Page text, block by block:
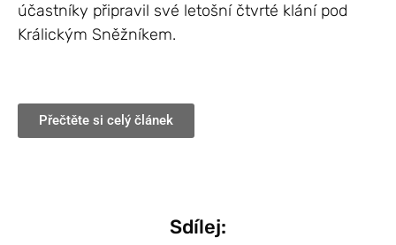
účastníky připravil své letošní čtvrté klání pod
Králickým Sněžníkem.
Přečtěte si celý článek
Sdílej: